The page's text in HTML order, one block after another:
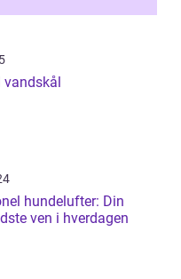
vandskål
hundelufter: Din
ven i hverdagen